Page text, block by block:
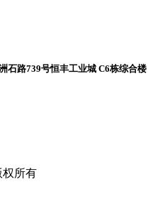
石路739号恒丰工业城 C6栋综合楼
权所有